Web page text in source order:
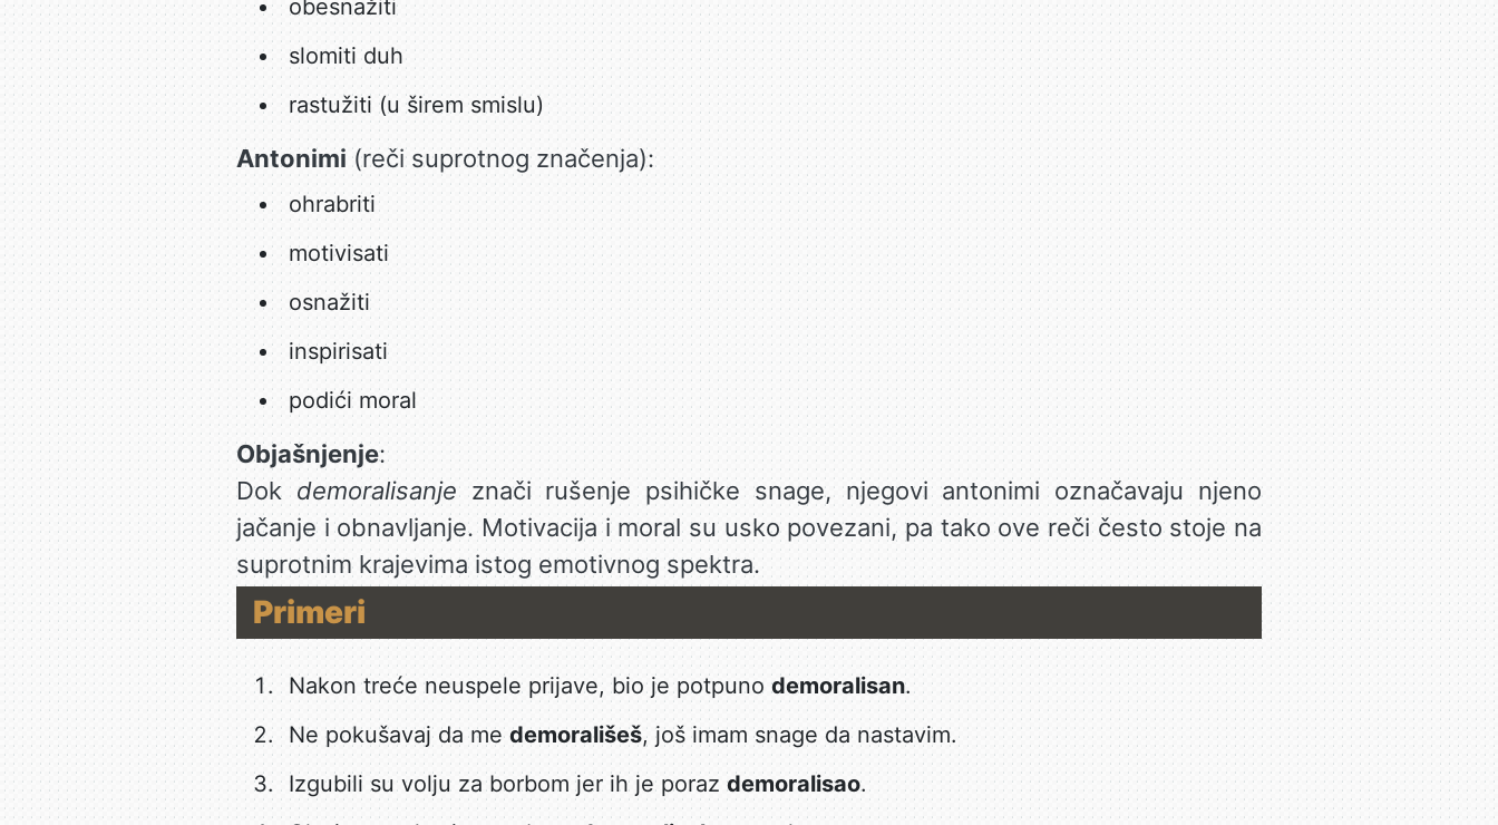
obesnažiti
slomiti duh
rastužiti (u širem smislu)
Antonimi (reči suprotnog značenja):
ohrabriti
motivisati
osnažiti
inspirisati
podići moral
Objašnjenje:
Dok demoralisanjeznači rušenje psihičke snage, njegovi antonimi označavaju njeno
jačanje i obnavljanje. Motivacija i moral su usko povezani, pa tako ove reči često stoje na
suprotnim krajevima istog emotivnog spektra.
Primeri
Nakon treće neuspele prijave, bio je potpuno demoralisan.
Ne pokušavaj da medemorališeš, još imam snage da nastavim.
Izgubili su volju za borbom jer ih je poraz demoralisao.